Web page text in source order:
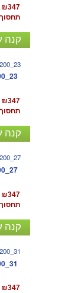
₪347
תחסוך:
קנה
₪347
תחסוך:
קנה
₪347
תחסוך:
קנה
₪347